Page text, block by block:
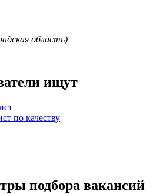
область)
ищут
по качеству
подбора вакансий